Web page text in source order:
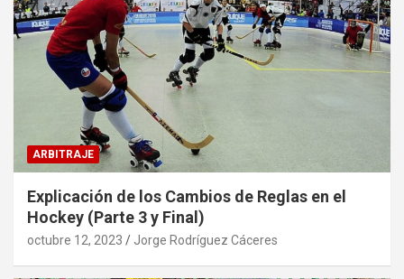
ARBITRAJE
Explicación de los Cambios de Reglas en el
Hockey (Parte 3 y Final)
octubre 12, 2023 Jorge Rodríguez Cáceres